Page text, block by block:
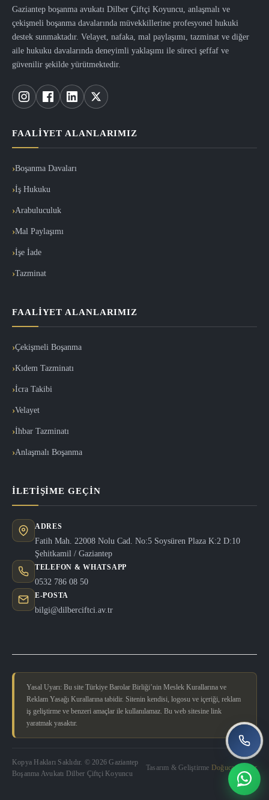
Gaziantep boşanma avukatı Dilber Çiftçi Koyuncu, anlaşmalı ve
çekişmeli boşanma davalarında müvekkillerine profesyonel hukuki
destek sunmaktadır. Velayet, nafaka, mal paylaşımı, tazminat ve diğer
aile hukuku davalarında deneyimli yaklaşımı ile süreci şeffaf ve
güvenilir şekilde yürütmektedir.
FAALIYET ALANLARIMIZ
Boşanma Davaları
İş Hukuku
Arabuluculuk
Mal Paylaşımı
İşe İade
Tazminat
FAALIYET ALANLARIMIZ
Çekişmeli Boşanma
Kıdem Tazminatı
İcra Takibi
Velayet
İhbar Tazminatı
Anlaşmalı Boşanma
İLETIŞIME GEÇIN
ADRES
Fatih Mah. 22008 Nolu Cad. No:5 Soysüren Plaza K:2 D:10
Şehitkamil / Gaziantep
TELEFON & WHATSAPP
0532 786 08 50
E-POSTA
bilgi@dilberciftci.av.tr
Yasal Uyarı: Bu site Türkiye Barolar Birliği’nin Meslek Kurallarına ve
Reklam Yasağı Kurallarına tabidir. Sitenin kendisi, logosu ve içeriği, reklam
iş geliştirme ve benzeri amaçlar ile kullanılamaz. Bu web sitesine link
yaratmak yasaktır.
Kopya Hakları Saklıdır. © 2026 Gaziantep
Boşanma Avukatı Dilber Çiftçi Koyuncu
Tasarım & Geliştirme Doğucan Güler